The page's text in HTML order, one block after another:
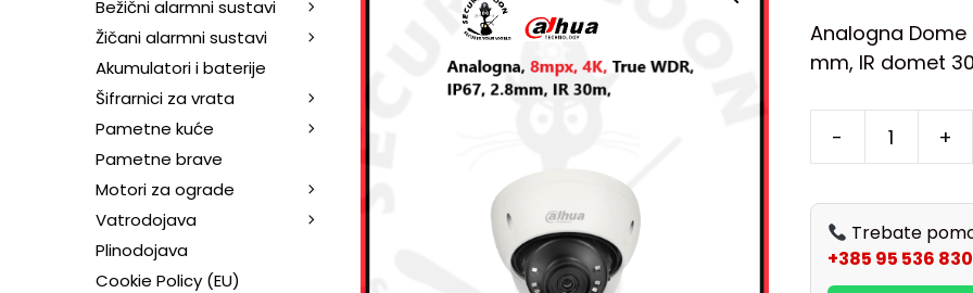
Analogna Dome
mm, IR domet
- +
Trebate
+385 95 536
Bežični alarmni sustavi
Žičani alarmni sustavi
Akumulatori i baterije
Šifrarnici za vrata
Pametne kuće
Pametne brave
Motori za ograde
Vatrodojava
Plinodojava
Cookie Policy (EU)